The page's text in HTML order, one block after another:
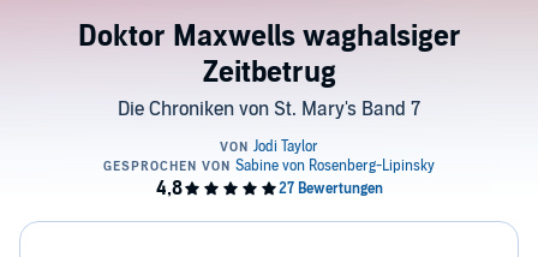
Doktor Maxwells waghalsiger
Zeitbetrug
Die Chroniken von St. Mary's Band 7